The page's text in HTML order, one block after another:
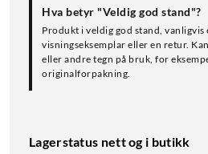
Hva betyr "Veldig god stand"?
Produkt i veldig god stand,
visningseksemplar eller en retur.
eller andre tegn på bruk, for
originalforpakning.
Lagerstatus nett og i butikk